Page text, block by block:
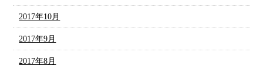
2017年10月
2017年9月
2017年8月